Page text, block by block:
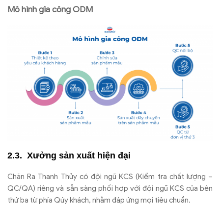
Mô hình gia công ODM
Xưởng sản xuất hiện đại
Chăn Ra Thanh Thủy có đội ngũ KCS (Kiểm tra chất lượng –
QC/QA) riêng và sẵn sàng phối hợp với đội ngũ KCS của bên
thứ ba từ phía Qúy khách, nhằm đáp ứng mọi tiêu chuẩn.